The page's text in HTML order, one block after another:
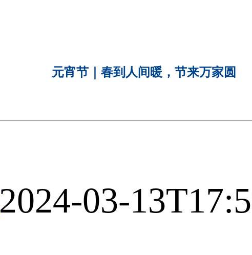
元宵节｜春到人间暖，节来万家圆
2024-03-